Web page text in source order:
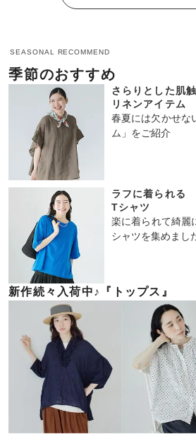
別注｜リブ使いデニムワンピー
¥9,680（税込）～
Luuna
フレア
¥18,700
Noia
キャンブリックボイ
ル前開きピンタック
ワンピース
（税込）～
HEAVENLY
フラワープリント
（税込）～
【迷わず決まる】ボーダーT×サ
ロペットセット
¥19,161（税込）～
ックプ
¥12,650
AUG
リネン袖レースブラ
（税込）～
Cassure
2wayドットブラウス
（税込）～
別注｜もっと選べるリネンのよ
くばりパンツ
¥9,900（税込）～
&yarn
ロペッ
¥19,161
blue willow
リネンテーパードパ
¥14,080
（税込）～
&yarn
100％リネンタッ
ワイドパンツ
（税込）～
¥27,500 （税込）～
ドゴア
¥27,500
Shake・In Cloak
クロスベルトサンダ
（税込）～
coon
一部別注｜グルカ
（税込）～
SEASONAL RECOMMEND
季節のおすすめ
さらりとした肌
リネンアイテム
春夏には欠かせな
ム」をご紹介
ラフに着られる
Tシャツ
楽に着られて綺麗
シャツを集めまし
新作続々入荷中♪『トップス』